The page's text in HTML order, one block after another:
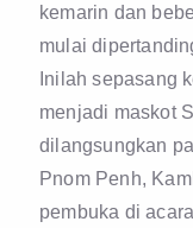
kemarin dan
mulai
Inilah sepasang
menjadi maskot
dilangsungkan
Pnom Penh,
pembuka di